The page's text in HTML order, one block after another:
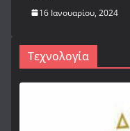
16 Ιανουαρίου, 2024
Τεχνολογία